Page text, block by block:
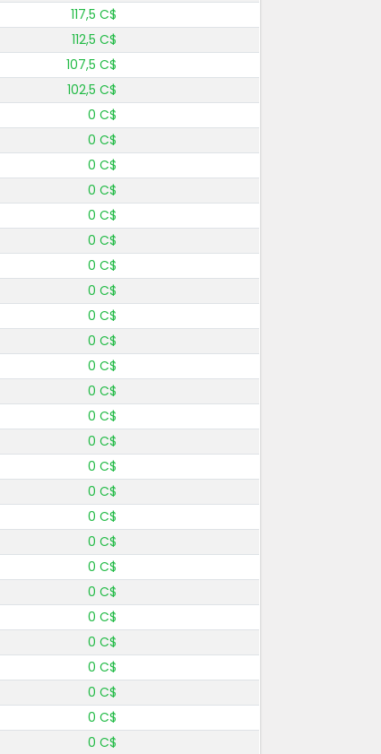
117,5 C$
112,5 C$
107,5 C$
102,5 C$
0 C$
0 C$
0 C$
0 C$
0 C$
0 C$
0 C$
0 C$
0 C$
0 C$
0 C$
0 C$
0 C$
0 C$
0 C$
0 C$
0 C$
0 C$
0 C$
0 C$
0 C$
0 C$
0 C$
0 C$
0 C$
0 C$